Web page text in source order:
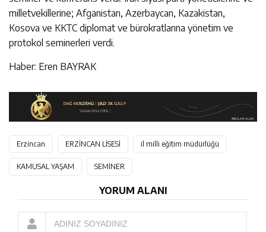
milletvekillerine; Afganistan, Azerbaycan, Kazakistan,
Kosova ve KKTC diplomat ve bürokratlarına yönetim ve
protokol seminerleri verdi.
Haber: Eren BAYRAK
Erzincan ERZİNCAN LİSESİ il milli eğitim müdürlüğü
KAMUSAL YAŞAM SEMİNER
YORUM ALANI